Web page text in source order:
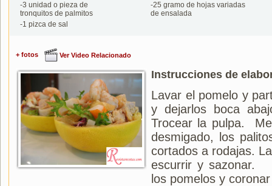
-3 unidad o pieza de
tronquitos de palmitos
-25 gramo de hojas variadas
de ensalada
-1 pizca de sal
+ fotos Ver Video Relacionado
Instrucciones de
Lavar el pomelo y
y dejarlos boca
Trocear la pulpa.
desmigado, los
cortados a rodajas.
escurrir y sazonar.
los pomelos y